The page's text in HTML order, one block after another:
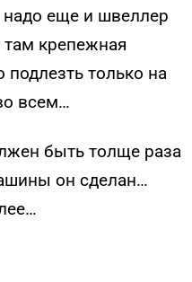
еще и швеллер
крепежная
только на
всем…
быть толще раза
он сделан…